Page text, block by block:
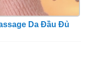
Da Đầu Đủ